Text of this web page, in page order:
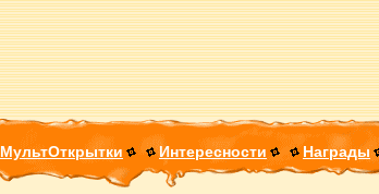
МультОткрытки Интересности Награды